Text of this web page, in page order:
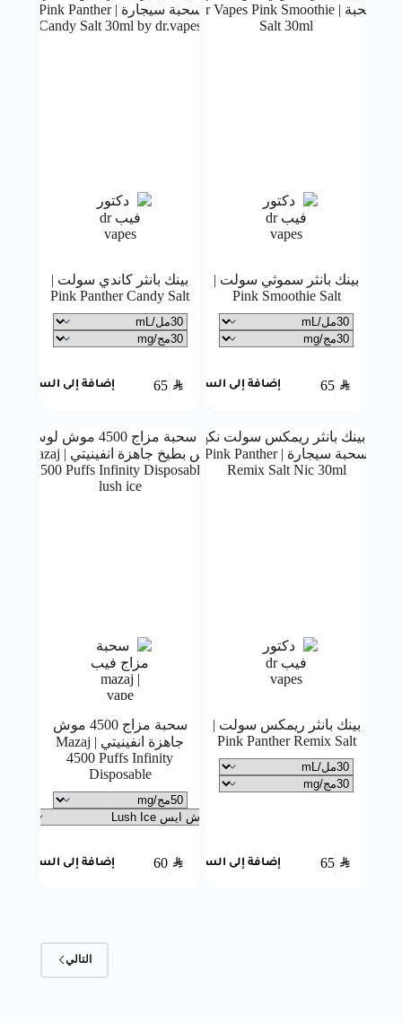
بينك بانثر سموثي سولت |
Pink Smoothie Salt
65 SAR إضافة إلى السلة
بينك بانثر كاندي سولت |
Pink Panther Candy Salt
65 SAR إضافة إلى السلة
بينك بانثر ريمكس سولت |
Pink Panther Remix Salt
65 SAR إضافة إلى السلة
سحبة مزاج 4500 موش
جاهزة انفينيتي | Mazaj
4500 Puffs Infinity
Disposable
60 SAR إضافة إلى السلة
التالي